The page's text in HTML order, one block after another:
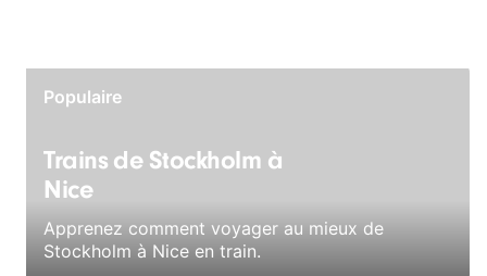
Populaire
Trains de Stockholm à
Nice
Apprenez comment voyager au mieux de
Stockholm à Nice en train.